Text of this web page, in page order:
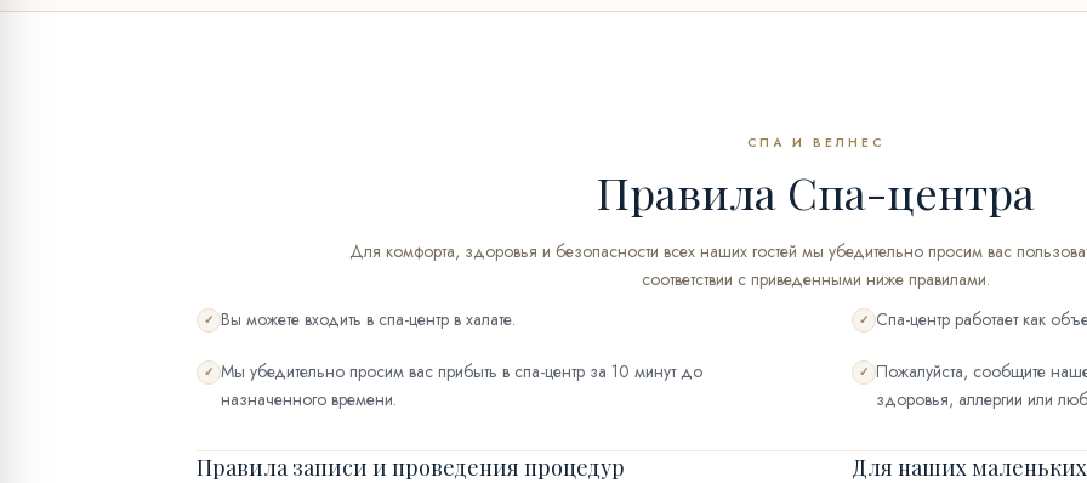
СПА И ВЕЛНЕС
Правила Спа-центра
Для комфорта, здоровья и безопасности всех наших гостей мы убедительно просим вас
соответствии с приведенными ниже правилами.
✓ Вы можете входить в спа-центр в халате. ✓ Спа-центр работает как
✓ Мы убедительно просим вас прибыть в спа-центр за 10 минут до
назначенного времени.
✓ Пожалуйста, сообщите
здоровья, аллергии или
Правила записи и проведения процедур Для наших